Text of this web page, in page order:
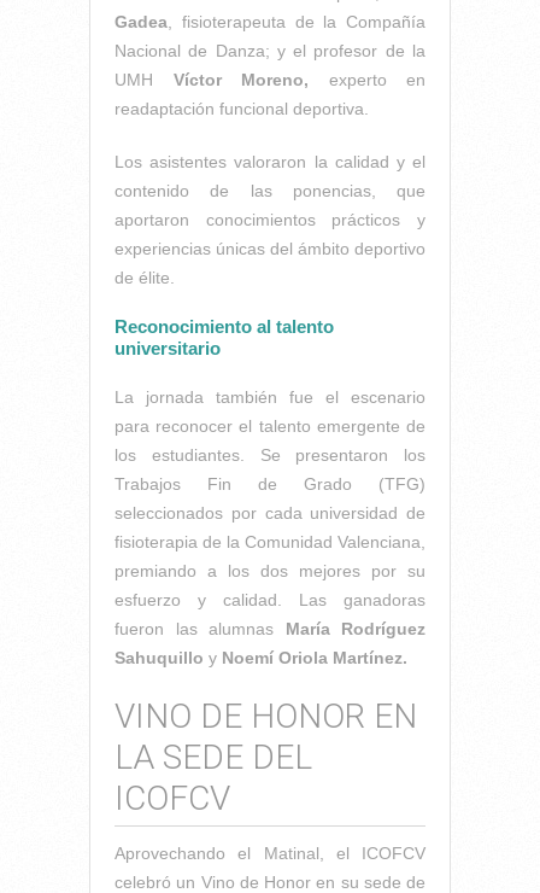
Gadea, fisioterapeuta de la Compañía
Nacional de Danza; y el profesor de la
UMH Víctor Moreno, experto en
readaptación funcional deportiva.
Los asistentes valoraron la calidad y el
contenido de las ponencias, que
aportaron conocimientos prácticos y
experiencias únicas del ámbito deportivo
de élite.
Reconocimiento al talento
universitario
La jornada también fue el escenario
para reconocer el talento emergente de
los estudiantes. Se presentaron los
Trabajos Fin de Grado (TFG)
seleccionados por cada universidad de
fisioterapia de la Comunidad Valenciana,
premiando a los dos mejores por su
esfuerzo y calidad. Las ganadoras
fueron las alumnas María Rodríguez
Sahuquillo y Noemí Oriola Martínez.
VINO DE HONOR EN
LA SEDE DEL
ICOFCV
Aprovechando el Matinal, el ICOFCV
celebró un Vino de Honor en su sede de